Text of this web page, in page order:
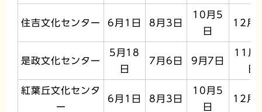
住吉文化センター 6月1日 8月3日
10月5
日
12月
是政文化センター
5月18
日
7月6日 9月7日
11月
日
紅葉丘文化センタ
ー
6月1日 8月3日
10月5
日
12月